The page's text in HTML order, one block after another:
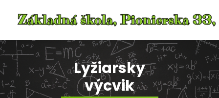
content
Lyžiarsky
výcvik